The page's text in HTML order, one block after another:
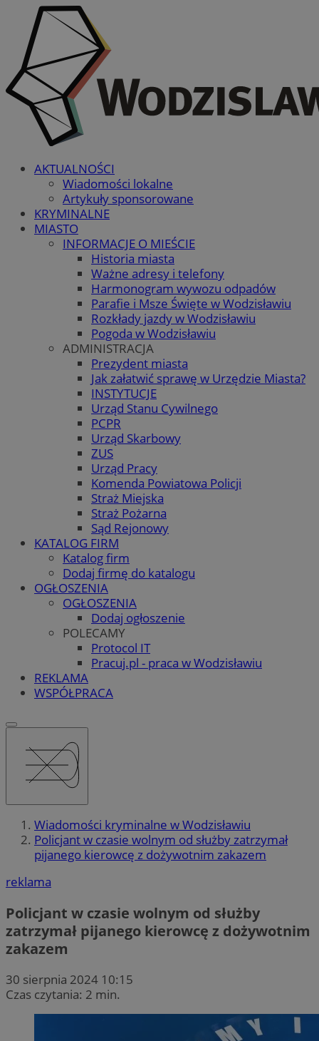
AKTUALNOŚCI
Wiadomości lokalne
Artykuły sponsorowane
KRYMINALNE
MIASTO
INFORMACJE O MIEŚCIE
Historia miasta
Ważne adresy i telefony
Harmonogram wywozu odpadów
Parafie i Msze Święte w Wodzisławiu
Rozkłady jazdy w Wodzisławiu
Pogoda w Wodzisławiu
ADMINISTRACJA
Prezydent miasta
Jak załatwić sprawę w Urzędzie Miasta?
INSTYTUCJE
Urząd Stanu Cywilnego
PCPR
Urząd Skarbowy
ZUS
Urząd Pracy
Komenda Powiatowa Policji
Straż Miejska
Straż Pożarna
Sąd Rejonowy
KATALOG FIRM
Katalog firm
Dodaj firmę do katalogu
OGŁOSZENIA
OGŁOSZENIA
Dodaj ogłoszenie
POLECAMY
Protocol IT
Pracuj.pl - praca w Wodzisławiu
REKLAMA
WSPÓŁPRACA
Wiadomości kryminalne w Wodzisławiu
Policjant w czasie wolnym od służby zatrzymał
pijanego kierowcę z dożywotnim zakazem
reklama
Policjant w czasie wolnym od służby
zatrzymał pijanego kierowcę z dożywotnim
zakazem
30 sierpnia 2024 10:15
Czas czytania: 2 min.